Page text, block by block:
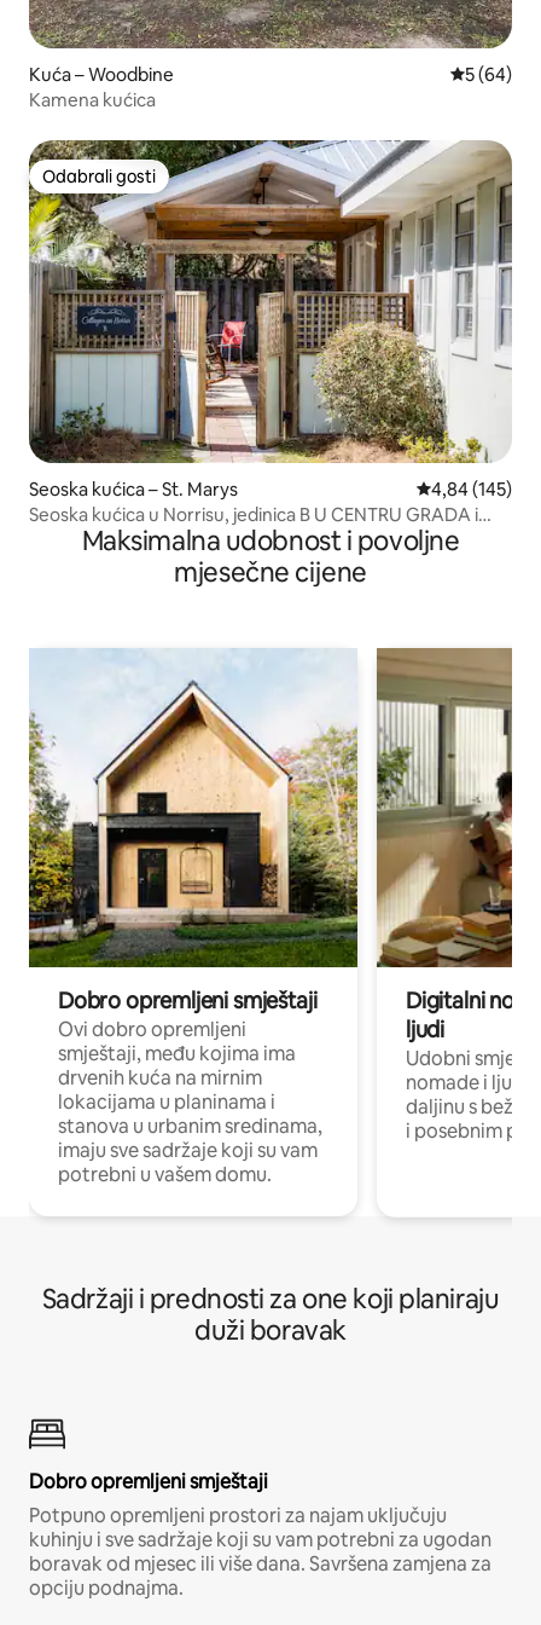
Kuća – Woodbine Prosječna
5 (64)
Kamena kućica
Odabrali gosti
Odabrali gosti
Seoska kućica – St. Marys Prosječna
4,84 (145)
Seoska kućica u Norrisu, jedinica B U CENTRU GRADA i
PRIKLADNA ZA KUĆNE LJUBIMCE
Maksimalna udobnost i povoljne
mjesečne cijene
Dobro opremljeni smještaji
Ovi dobro opremljeni
smještaji, među kojima ima
drvenih kuća na mirnim
lokacijama u planinama i
stanova u urbanim sredinama,
imaju sve sadržaje koji su vam
potrebni u vašem domu.
Digitalni
ljudi
Udobni
nomade i ljude
daljinu s
i posebnim
Sadržaji i prednosti za one koji planiraju
duži boravak
Dobro opremljeni smještaji
Potpuno opremljeni prostori za najam uključuju
kuhinju i sve sadržaje koji su vam potrebni za ugodan
boravak od mjesec ili više dana. Savršena zamjena za
opciju podnajma.